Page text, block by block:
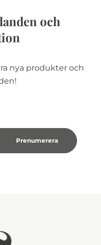
och
nya produkter och